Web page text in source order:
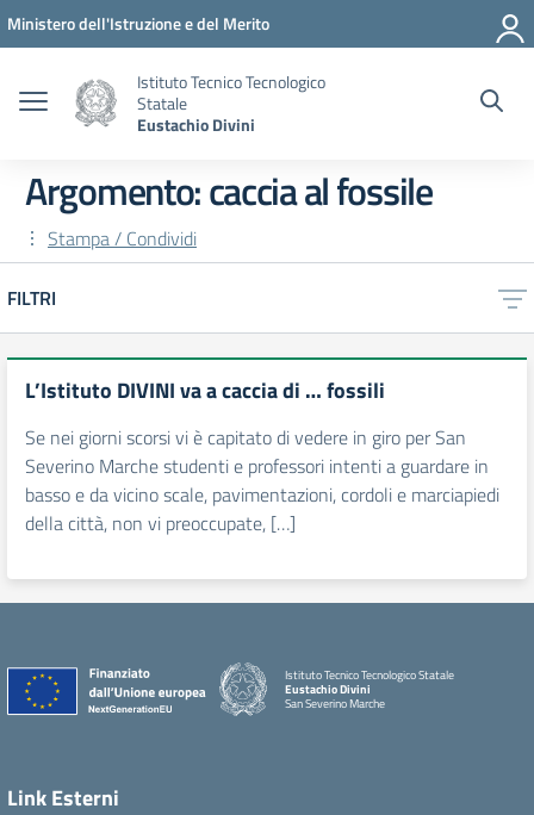
Vai ai contenuti
Vai al menu di navigazione
Vai al footer
Ministero dell'Istruzione e del Merito
Istituto Tecnico Tecnologico
Statale
Eustachio Divini
Argomento: caccia al fossile
Stampa / Condividi
FILTRI
L’Istituto DIVINI va a caccia di … fossili
Se nei giorni scorsi vi è capitato di vedere in giro per San
Severino Marche studenti e professori intenti a guardare in
basso e da vicino scale, pavimentazioni, cordoli e marciapiedi
della città, non vi preoccupate, […]
Istituto Tecnico Tecnologico Statale
Eustachio Divini
San Severino Marche
Link Esterni